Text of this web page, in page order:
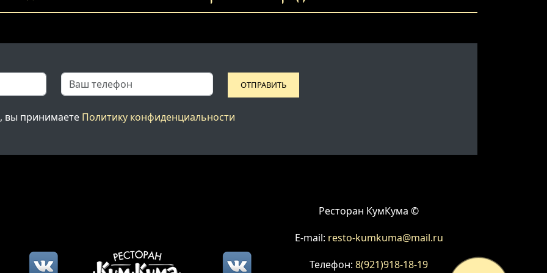
ОТПРАВИТЬ
вы принимаете Политику конфиденциальности
Ресторан КумКума ©
E-mail: resto-kumkuma@mail.ru
Телефон: 8(921)918-18-19